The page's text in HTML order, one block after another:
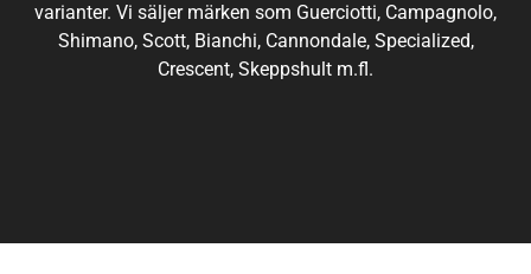
varianter. Vi säljer märken som Guerciotti, Campagnolo,
Shimano, Scott, Bianchi, Cannondale, Specialized,
Crescent, Skeppshult m.fl.